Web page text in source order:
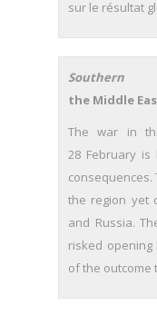
sur le résultat
Southern
the Middle
The war in
28 February is
consequences.
the region yet
and Russia.
risked opening
of the outcome